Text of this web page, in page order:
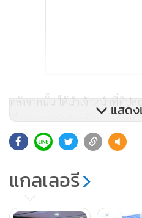
หลังจากนั้น ได้นำเจ้าหน้าที่ที่ปล
เป็นคนจ่ายค่าห้องพักเอง เจ้าห
พักพบ น.ส.สุ นุ่งผ้าเช็ดตัวมาเปิ
เป็นเจ้าหน้าที่เข้าจับกุม พร้อมแ
ล่อซื้อ และแจ้งข้อหา “เข้าติดต่
หรือรบเร้า ตามถนน สาธารณสถ
ประเวณี อันเป็นการเปิดเผยแ
แสดง
แกลเลอรี